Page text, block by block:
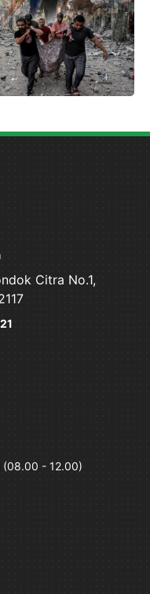
Citra No.1,
(08.00 - 12.00)